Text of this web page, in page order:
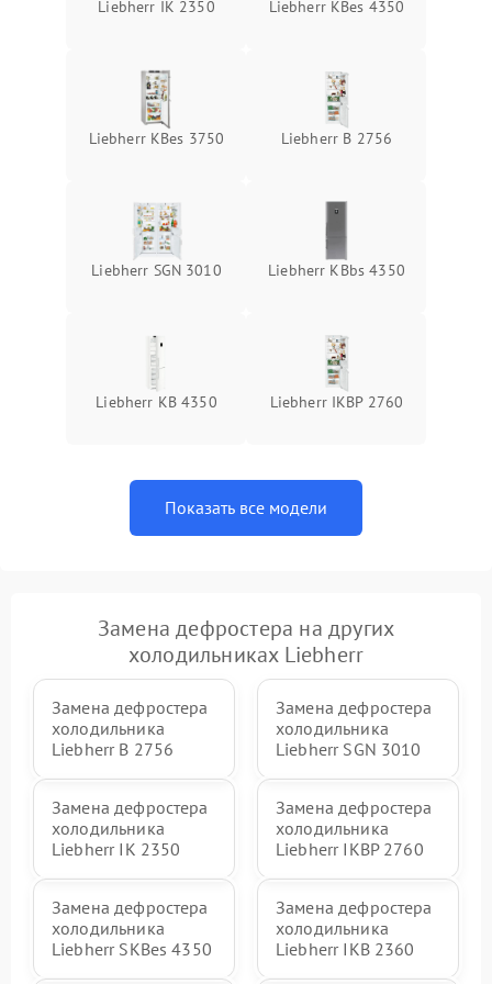
Liebherr IK 2350 Liebherr KBes 4350
Liebherr KBes 3750 Liebherr B 2756
Liebherr SGN 3010 Liebherr KBbs 4350
Liebherr KB 4350 Liebherr IKBP 2760
Показать все модели
Замена дефростера на других
холодильниках Liebherr
Замена дефростера
холодильника
Liebherr B 2756
Замена дефростера
холодильника
Liebherr SGN 3010
Замена дефростера
холодильника
Liebherr IK 2350
Замена дефростера
холодильника
Liebherr IKBP 2760
Замена дефростера
холодильника
Liebherr SKBes 4350
Замена дефростера
холодильника
Liebherr IKB 2360